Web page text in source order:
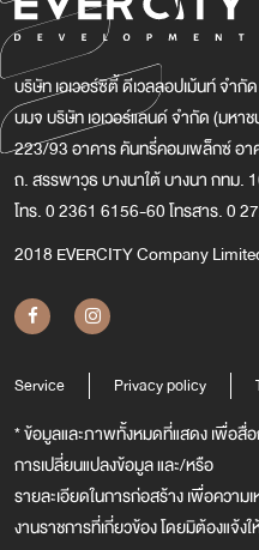
บริษัท เอเวอร์ซิตี้ ดีเวลลอปเม้นท์ จำกัด
บมจ บริษัท เอเวอร์แลนด์ จำกัด (มหาช
223/93 อาคาร คันทรี่คอมเพล็กซ์ อา
ถ. สรรพาวุธ บางนาใต้ บางนา กทม.
โทร. 0 2361 6156-60 โทรสาร. 0
2018 EVERCITY Company
Service Privacy policy
* ข้อมูลและภาพทั้งหมดที่แสดง เพื่อสื่
การเปลี่ยนแปลงข้อมูล และ/หรือ
รายละเอียดในการก่อสร้าง เพื่อคว
งานราชการที่เกี่ยวข้อง โดยมิต้องแจ้ง